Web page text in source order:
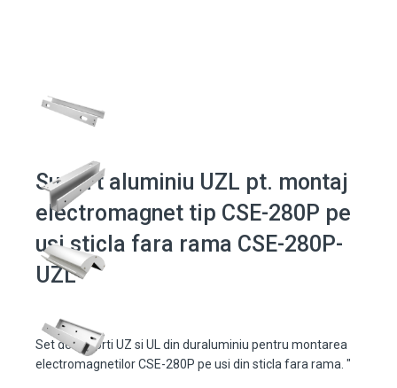
Suport aluminiu UZL pt. montaj
electromagnet tip CSE-280P pe
usi sticla fara rama CSE-280P-
UZL
Set de suporti UZ si UL din duraluminiu pentru montarea
electromagnetilor CSE-280P pe usi din sticla fara rama. "